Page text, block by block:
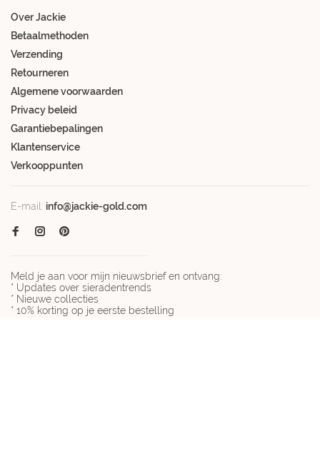
Over Jackie
Betaalmethoden
Verzending
Retourneren
Algemene voorwaarden
Privacy beleid
Garantiebepalingen
Klantenservice
Verkooppunten
E-mail: info@jackie-gold.com
Meld je aan voor mijn nieuwsbrief en ontvang:
* Updates over sieradentrends
* Nieuwe collecties
* 10% korting op je eerste bestelling